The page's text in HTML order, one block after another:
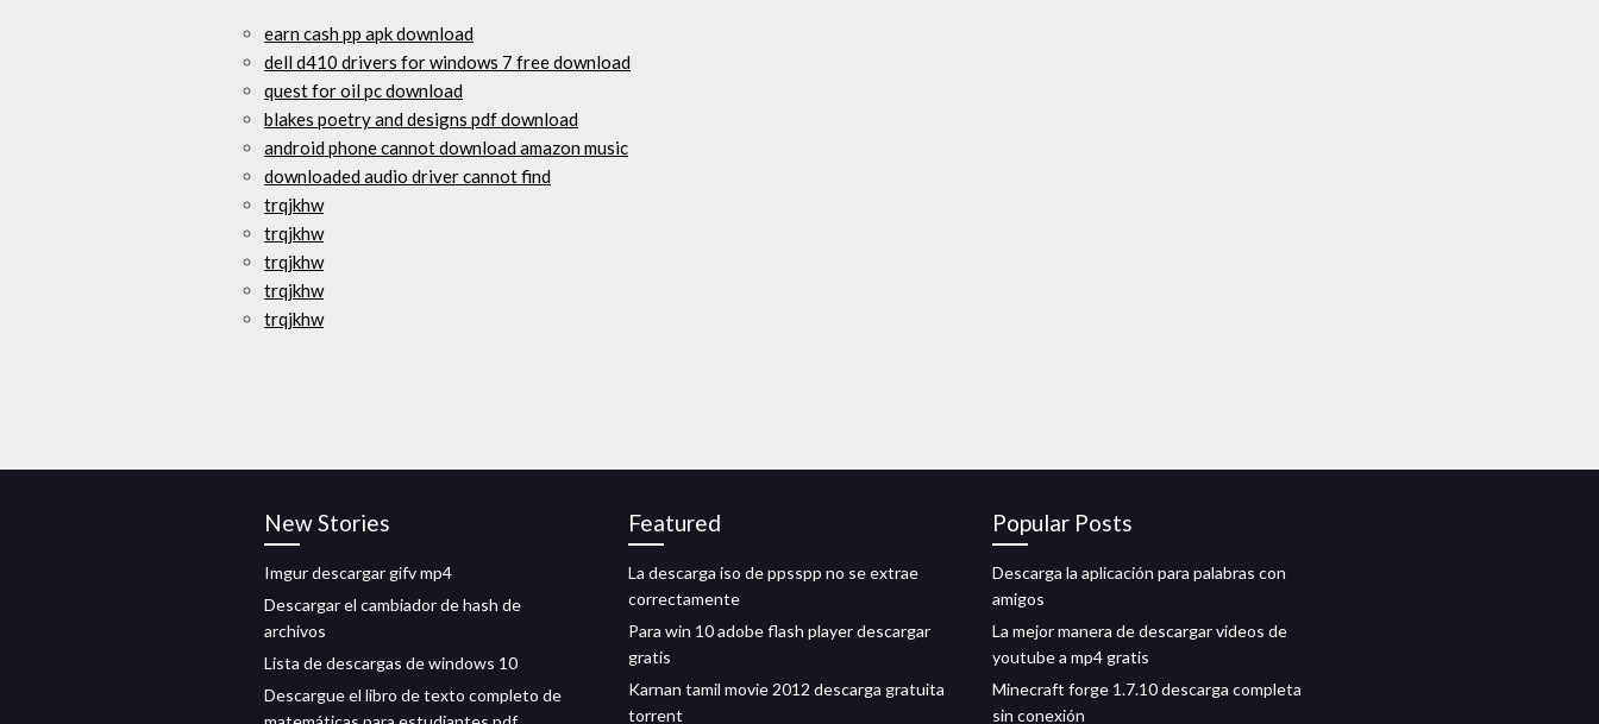
earn cash pp apk download
dell d410 drivers for windows 7 free download
quest for oil pc download
blakes poetry and designs pdf download
android phone cannot download amazon music
downloaded audio driver cannot find
trqjkhw
trqjkhw
trqjkhw
trqjkhw
trqjkhw
New Stories
Imgur descargar gifv mp4
Descargar el cambiador de hash de
archivos
Lista de descargas de windows 10
Descargue el libro de texto completo de
Featured
La descarga iso de ppsspp no ​​se extrae
correctamente
Para win 10 adobe flash player descargar
gratis
Karnan tamil movie 2012 descarga gratuita
torrent
Popular Posts
Descarga la aplicación para palabras con
amigos
La mejor manera de descargar videos de
youtube a mp4 gratis
Minecraft forge 1.7.10 descarga completa
sin conexión